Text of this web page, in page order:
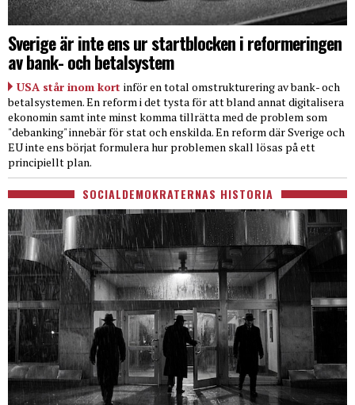
Sverige är inte ens ur startblocken i reformeringen
av bank- och betalsystem
USA står inom kort inför en total omstrukturering av bank- och
betalsystemen. En reform i det tysta för att bland annat digitalisera
ekonomin samt inte minst komma tillrätta med de problem som
"debanking" innebär för stat och enskilda. En reform där Sverige och
EU inte ens börjat formulera hur problemen skall lösas på ett
principiellt plan.
SOCIALDEMOKRATERNAS HISTORIA